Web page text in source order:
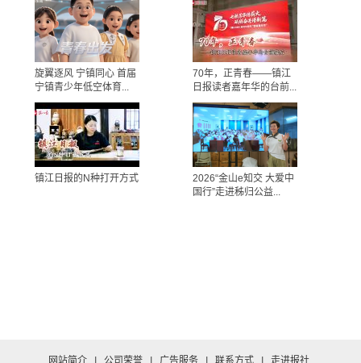
旋翼逐风 宁镇同心 首届
宁镇青少年低空体育...
70年，正青春——镇江
日报读者嘉年华的台前...
镇江日报的N种打开方式
2026“金山e知交 大爱中
国行”走进秭归公益...
网站简介 | 公司荣誉 | 广告服务 | 联系方式 | 走进报社